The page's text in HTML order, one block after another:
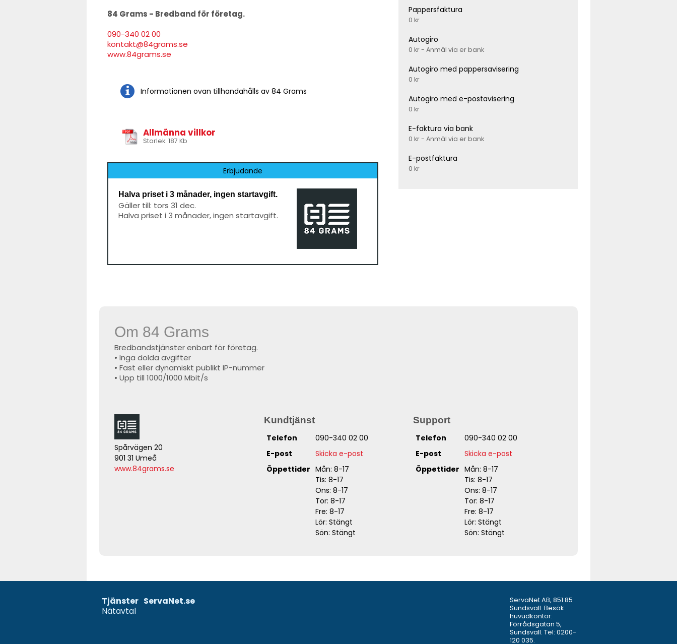
84 Grams - Bredband för företag.
090-340 02 00
kontakt@84grams.se
www.84grams.se
Informationen ovan tillhandahålls av 84 Grams
Allmänna villkor
Storlek: 187 Kb
Erbjudande
Halva priset i 3 månader, ingen startavgift.
Gäller till: tors 31 dec.
Halva priset i 3 månader, ingen startavgift.
Pappersfaktura
0 kr
Autogiro
0 kr - Anmäl via er bank
Autogiro med pappersavisering
0 kr
Autogiro med e-postavisering
0 kr
E-faktura via bank
0 kr - Anmäl via er bank
E-postfaktura
0 kr
Om 84 Grams
Bredbandstjänster enbart för företag.
• Inga dolda avgifter
• Fast eller dynamiskt publikt IP-nummer
• Upp till 1000/1000 Mbit/s
Spårvägen 20
901 31 Umeå
www.84grams.se
Kundtjänst
Telefon
090-340 02 00
E-post
Skicka e-post
Öppettider Mån: 8-17
Tis: 8-17
Ons: 8-17
Tor: 8-17
Fre: 8-17
Lör: Stängt
Sön: Stängt
Support
Telefon
090-340 02 00
E-post
Skicka e-post
Öppettider Mån: 8-17
Tis: 8-17
Ons: 8-17
Tor: 8-17
Fre: 8-17
Lör: Stängt
Sön: Stängt
Tjänster
Nätavtal
ServaNet.se
ServaNet AB, 851 85
Sundsvall. Besök
huvudkontor:
Förrådsgatan 5,
Sundsvall. Tel: 0200-
120 035.